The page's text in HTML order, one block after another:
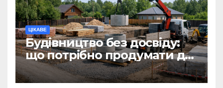
ЦІКАВЕ
Будівництво без досвіду:
що потрібно продумати до
першої доставки на
ділянку